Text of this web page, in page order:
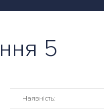
5
Наявність: